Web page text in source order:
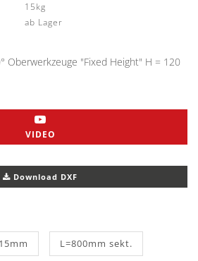
15kg
ab Lager
Oberwerkzeuge "Fixed Height" H = 120
VIDEO
Download DXF
L=800mm sekt.